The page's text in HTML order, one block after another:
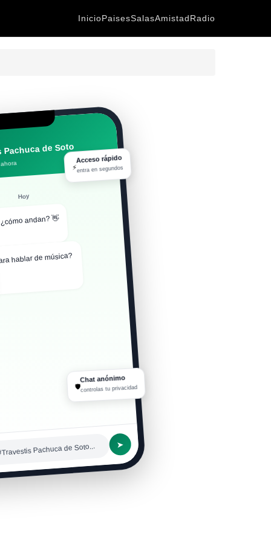
InicioPaisesSalasAmistadRadio
Pachuca de Soto
Hoy
andan? 👋
hablar de música?
Pachuca de Soto... ➤
⚡
Acceso rápido
entra en segundos
🛡
Chat anónimo
controlas tu privacidad